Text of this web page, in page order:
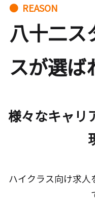
● REASON
八十二ス
スが選ば
様々なキャリ
ハイクラス向け求